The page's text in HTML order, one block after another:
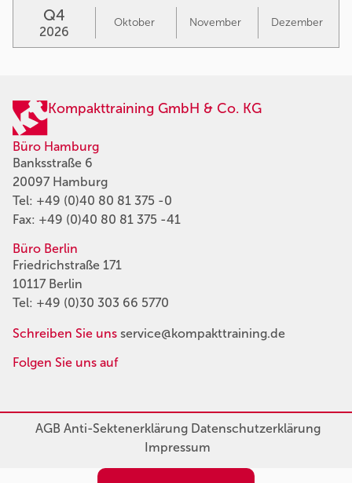
Q4
2026
Oktober November Dezember
Kompakttraining GmbH & Co. KG
Büro Hamburg
Banksstraße 6
20097 Hamburg
Tel: +49 (0)40 80 81 375 -0
Fax: +49 (0)40 80 81 375 -41
Büro Berlin
Friedrichstraße 171
10117 Berlin
Tel: +49 (0)30 303 66 5770
Schreiben Sie uns service@kompakttraining.de
Folgen Sie uns auf
AGBAnti-SektenerklärungDatenschutzerklärung
Impressum